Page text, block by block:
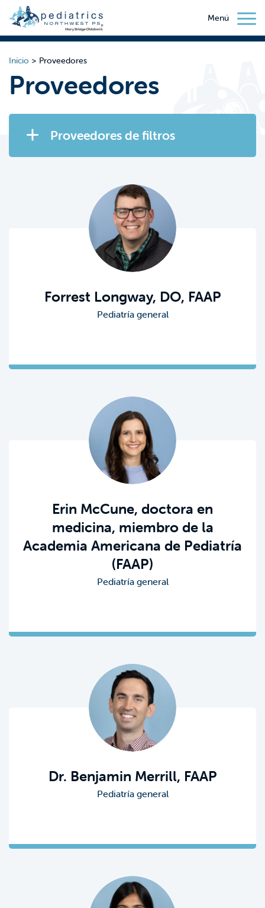
Menú
Inicio > Proveedores
Proveedores
Proveedores de filtros
Forrest Longway, DO, FAAP
Pediatría general
Erin McCune, doctora en
medicina, miembro de la
Academia Americana de Pediatría
(FAAP)
Pediatría general
Dr. Benjamin Merrill, FAAP
Pediatría general